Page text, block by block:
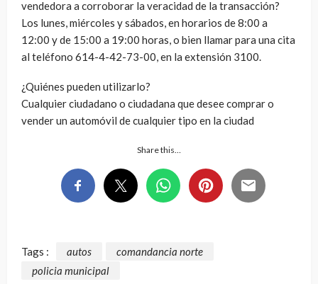
vendedora a corroborar la veracidad de la transacción?
Los lunes, miércoles y sábados, en horarios de 8:00 a
12:00 y de 15:00 a 19:00 horas, o bien llamar para una cita
al teléfono 614-4-42-73-00, en la extensión 3100.
¿Quiénes pueden utilizarlo?
Cualquier ciudadano o ciudadana que desee comprar o
vender un automóvil de cualquier tipo en la ciudad
Share this…
Tags : autos
comandancia norte
policia municipal